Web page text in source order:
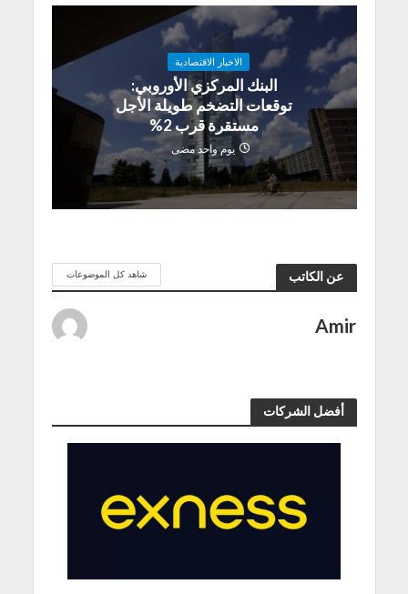
الاخبار الاقتصادية
البنك المركزي الأوروبي:
توقعات التضخم طويلة الأجل
مستقرة قرب 2%
يوم واحد مضى
عن الكاتب شاهد كل الموضوعات
Amir
أفضل الشركات